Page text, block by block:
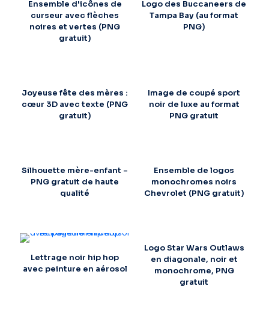
Ensemble d'icônes de
curseur avec flèches
noires et vertes (PNG
gratuit)
Logo des Buccaneers de
Tampa Bay (au format
PNG)
Joyeuse fête des mères :
cœur 3D avec texte (PNG
gratuit)
Image de coupé sport
noir de luxe au format
PNG gratuit
Silhouette mère-enfant –
PNG gratuit de haute
qualité
Ensemble de logos
monochromes noirs
Chevrolet (PNG gratuit)
Lettrage noir hip hop
avec peinture en aérosol
Logo Star Wars Outlaws
en diagonale, noir et
monochrome, PNG
gratuit